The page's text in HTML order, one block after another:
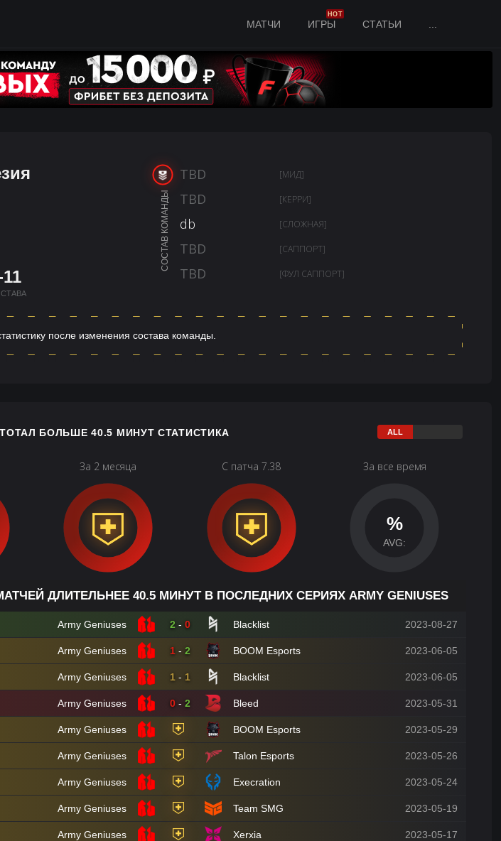
МАТЧИ ИГРЫ
HOT
СТАТЬИ
СОСТАВ КОМАНДЫ
TBD [МИД]
TBD [КЕРРИ]
db [СЛОЖНАЯ]
TBD [САППОРТ]
TBD [ФУЛ САППОРТ]
после изменения состава команды.
ТОТАЛ БОЛЬШЕ 40.5 МИНУТ СТАТИСТИКА
За 2 месяца С патча 7.38 За все время
%
AVG:
ДЛИТЕЛЬНЕЕ 40.5 МИНУТ В ПОСЛЕДНИХ СЕРИЯХ ARMY GENIUSES
Army Geniuses 2 - 0 Blacklist 2023-08-27
Army Geniuses 1 - 2 BOOM Esports 2023-06-05
Army Geniuses 1 - 1 Blacklist 2023-06-05
Army Geniuses 0 - 2 Bleed 2023-05-31
Army Geniuses BOOM Esports 2023-05-29
Army Geniuses Talon Esports 2023-05-26
Army Geniuses Execration 2023-05-24
Army Geniuses Team SMG 2023-05-19
Army Geniuses Xerxia 2023-05-17